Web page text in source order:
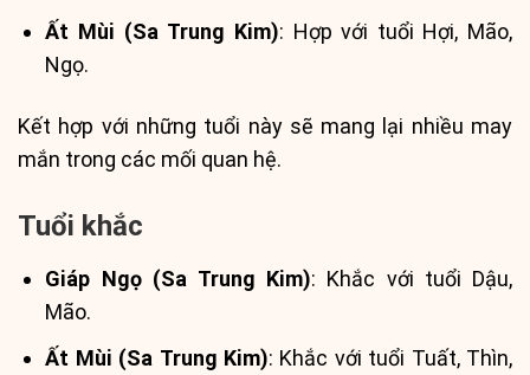
Ất Mùi (Sa Trung Kim): Hợp với tuổi Hợi, Mão,
Ngọ.
Kết hợp với những tuổi này sẽ mang lại nhiều may
mắn trong các mối quan hệ.
Tuổi khắc
Giáp Ngọ (Sa Trung Kim): Khắc với tuổi Dậu,
Mão.
Ất Mùi (Sa Trung Kim): Khắc với tuổi Tuất, Thìn,